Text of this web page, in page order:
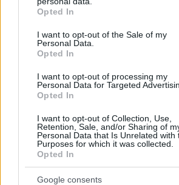
grant or deny consent to Google and its
use your data for below specified
consent section.
Opted In
I want to opt-out of the Sale of my
Personal Data.
Opted In
I want to opt-out of processing my
Personal Data for Targeted
Opted In
I want to opt-out of Collection, Use,
Retention, Sale, and/or Sharing of
Personal Data that Is Unrelated with
Purposes for which it was collected.
Opted In
Google consents